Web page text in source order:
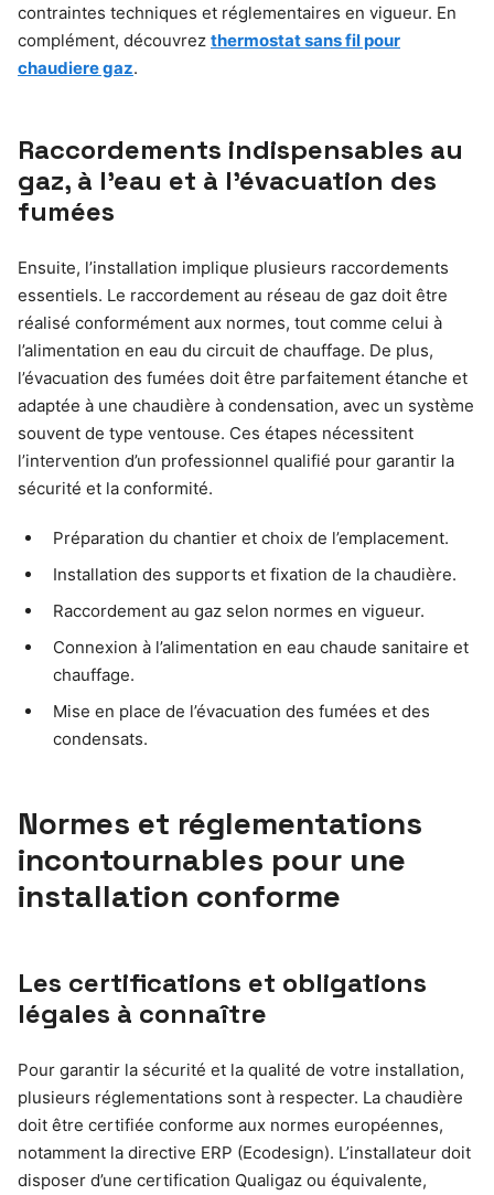
contraintes techniques et réglementaires en vigueur. En
complément, découvrez thermostat sans fil pour
chaudiere gaz.
Raccordements indispensables au
gaz, à l’eau et à l’évacuation des
fumées
Ensuite, l’installation implique plusieurs raccordements
essentiels. Le raccordement au réseau de gaz doit être
réalisé conformément aux normes, tout comme celui à
l’alimentation en eau du circuit de chauffage. De plus,
l’évacuation des fumées doit être parfaitement étanche et
adaptée à une chaudière à condensation, avec un système
souvent de type ventouse. Ces étapes nécessitent
l’intervention d’un professionnel qualifié pour garantir la
sécurité et la conformité.
Préparation du chantier et choix de l’emplacement.
Installation des supports et fixation de la chaudière.
Raccordement au gaz selon normes en vigueur.
Connexion à l’alimentation en eau chaude sanitaire et
chauffage.
Mise en place de l’évacuation des fumées et des
condensats.
Normes et réglementations
incontournables pour une
installation conforme
Les certifications et obligations
légales à connaître
Pour garantir la sécurité et la qualité de votre installation,
plusieurs réglementations sont à respecter. La chaudière
doit être certifiée conforme aux normes européennes,
notamment la directive ERP (Ecodesign). L’installateur doit
disposer d’une certification Qualigaz ou équivalente,